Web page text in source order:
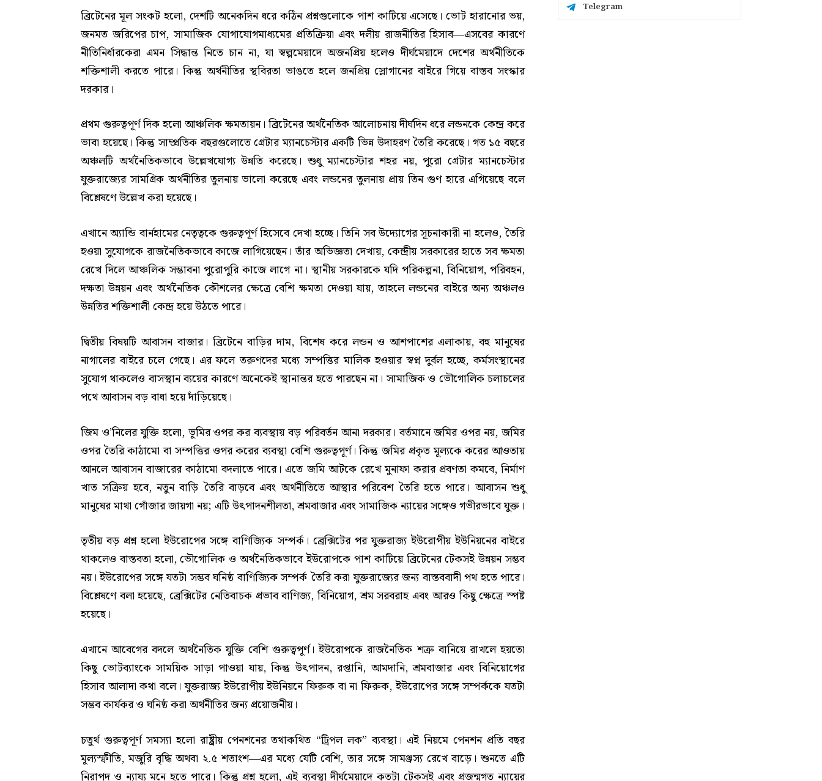
ব্রিটেনের মূল সংকট হলো, দেশটি অনেকদিন ধরে কঠিন প্রশ্নগুলোকে পাশ কাটিয়ে এসেছে। ভোট হারানোর ভয়,
জনমত জরিপের চাপ, সামাজিক যোগাযোগমাধ্যমের প্রতিক্রিয়া এবং দলীয় রাজনীতির হিসাব—এসবের কারণে
নীতিনির্ধারকেরা এমন সিদ্ধান্ত নিতে চান না, যা স্বল্পমেয়াদে অজনপ্রিয় হলেও দীর্ঘমেয়াদে দেশের অর্থনীতিকে
শক্তিশালী করতে পারে। কিন্তু অর্থনীতির স্থবিরতা ভাঙতে হলে জনপ্রিয় স্লোগানের বাইরে গিয়ে বাস্তব সংস্কার
দরকার।
প্রথম গুরুত্বপূর্ণ দিক হলো আঞ্চলিক ক্ষমতায়ন। ব্রিটেনের অর্থনৈতিক আলোচনায় দীর্ঘদিন ধরে লন্ডনকে কেন্দ্র করে
ভাবা হয়েছে। কিন্তু সাম্প্রতিক বছরগুলোতে গ্রেটার ম্যানচেস্টার একটি ভিন্ন উদাহরণ তৈরি করেছে। গত ১৫ বছরে
অঞ্চলটি অর্থনৈতিকভাবে উল্লেখযোগ্য উন্নতি করেছে। শুধু ম্যানচেস্টার শহর নয়, পুরো গ্রেটার ম্যানচেস্টার
যুক্তরাজ্যের সামগ্রিক অর্থনীতির তুলনায় ভালো করেছে এবং লন্ডনের তুলনায় প্রায় তিন গুণ হারে এগিয়েছে বলে
বিশ্লেষণে উল্লেখ করা হয়েছে।
এখানে অ্যান্ডি বার্নহামের নেতৃত্বকে গুরুত্বপূর্ণ হিসেবে দেখা হচ্ছে। তিনি সব উদ্যোগের সূচনাকারী না হলেও, তৈরি
হওয়া সুযোগকে রাজনৈতিকভাবে কাজে লাগিয়েছেন। তাঁর অভিজ্ঞতা দেখায়, কেন্দ্রীয় সরকারের হাতে সব ক্ষমতা
রেখে দিলে আঞ্চলিক সম্ভাবনা পুরোপুরি কাজে লাগে না। স্থানীয় সরকারকে যদি পরিকল্পনা, বিনিয়োগ, পরিবহন,
দক্ষতা উন্নয়ন এবং অর্থনৈতিক কৌশলের ক্ষেত্রে বেশি ক্ষমতা দেওয়া যায়, তাহলে লন্ডনের বাইরে অন্য অঞ্চলও
উন্নতির শক্তিশালী কেন্দ্র হয়ে উঠতে পারে।
দ্বিতীয় বিষয়টি আবাসন বাজার। ব্রিটেনে বাড়ির দাম, বিশেষ করে লন্ডন ও আশপাশের এলাকায়, বহু মানুষের
নাগালের বাইরে চলে গেছে। এর ফলে তরুণদের মধ্যে সম্পত্তির মালিক হওয়ার স্বপ্ন দুর্বল হচ্ছে, কর্মসংস্থানের
সুযোগ থাকলেও বাসস্থান ব্যয়ের কারণে অনেকেই স্থানান্তর হতে পারছেন না। সামাজিক ও ভৌগোলিক চলাচলের
পথে আবাসন বড় বাধা হয়ে দাঁড়িয়েছে।
জিম ও’নিলের যুক্তি হলো, ভূমির ওপর কর ব্যবস্থায় বড় পরিবর্তন আনা দরকার। বর্তমানে জমির ওপর নয়, জমির
ওপর তৈরি কাঠামো বা সম্পত্তির ওপর করের ব্যবস্থা বেশি গুরুত্বপূর্ণ। কিন্তু জমির প্রকৃত মূল্যকে করের আওতায়
আনলে আবাসন বাজারের কাঠামো বদলাতে পারে। এতে জমি আটকে রেখে মুনাফা করার প্রবণতা কমবে, নির্মাণ
খাত সক্রিয় হবে, নতুন বাড়ি তৈরি বাড়বে এবং অর্থনীতিতে আস্থার পরিবেশ তৈরি হতে পারে। আবাসন শুধু
মানুষের মাথা গোঁজার জায়গা নয়; এটি উৎপাদনশীলতা, শ্রমবাজার এবং সামাজিক ন্যায়ের সঙ্গেও গভীরভাবে যুক্ত।
তৃতীয় বড় প্রশ্ন হলো ইউরোপের সঙ্গে বাণিজ্যিক সম্পর্ক। ব্রেক্সিটের পর যুক্তরাজ্য ইউরোপীয় ইউনিয়নের বাইরে
থাকলেও বাস্তবতা হলো, ভৌগোলিক ও অর্থনৈতিকভাবে ইউরোপকে পাশ কাটিয়ে ব্রিটেনের টেকসই উন্নয়ন সম্ভব
নয়। ইউরোপের সঙ্গে যতটা সম্ভব ঘনিষ্ঠ বাণিজ্যিক সম্পর্ক তৈরি করা যুক্তরাজ্যের জন্য বাস্তববাদী পথ হতে পারে।
বিশ্লেষণে বলা হয়েছে, ব্রেক্সিটের নেতিবাচক প্রভাব বাণিজ্য, বিনিয়োগ, শ্রম সরবরাহ এবং আরও কিছু ক্ষেত্রে স্পষ্ট
হয়েছে।
এখানে আবেগের বদলে অর্থনৈতিক যুক্তি বেশি গুরুত্বপূর্ণ। ইউরোপকে রাজনৈতিক শত্রু বানিয়ে রাখলে হয়তো
কিছু ভোটব্যাংকে সাময়িক সাড়া পাওয়া যায়, কিন্তু উৎপাদন, রপ্তানি, আমদানি, শ্রমবাজার এবং বিনিয়োগের
হিসাব আলাদা কথা বলে। যুক্তরাজ্য ইউরোপীয় ইউনিয়নে ফিরুক বা না ফিরুক, ইউরোপের সঙ্গে সম্পর্ককে যতটা
সম্ভব কার্যকর ও ঘনিষ্ঠ করা অর্থনীতির জন্য প্রয়োজনীয়।
চতুর্থ গুরুত্বপূর্ণ সমস্যা হলো রাষ্ট্রীয় পেনশনের তথাকথিত “ট্রিপল লক” ব্যবস্থা। এই নিয়মে পেনশন প্রতি বছর
মূল্যস্ফীতি, মজুরি বৃদ্ধি অথবা ২.৫ শতাংশ—এর মধ্যে যেটি বেশি, তার সঙ্গে সামঞ্জস্য রেখে বাড়ে। শুনতে এটি
নিরাপদ ও ন্যায্য মনে হতে পারে। কিন্তু প্রশ্ন হলো, এই ব্যবস্থা দীর্ঘমেয়াদে কতটা টেকসই এবং প্রজন্মগত ন্যায়ের
Telegram